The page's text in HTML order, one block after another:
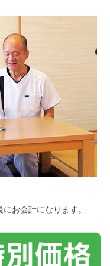
お会計になります。